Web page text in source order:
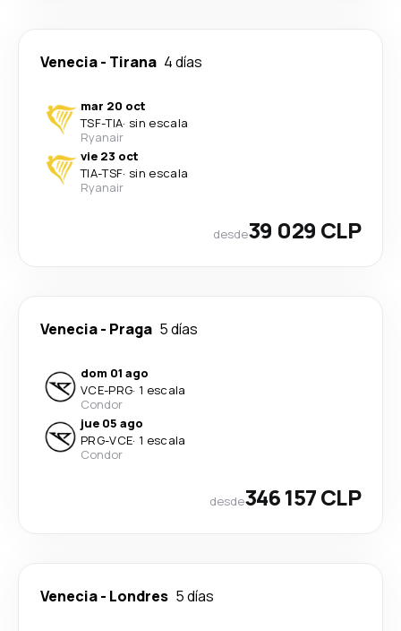
Venecia- Tirana 4 días
mar 20 oct
TSF-TIA· sin escala
Ryanair
vie 23 oct
TIA-TSF· sin escala
Ryanair
desde39 029 CLP
Venecia- Praga 5 días
dom 01 ago
VCE-PRG· 1 escala
Condor
jue 05 ago
PRG-VCE· 1 escala
Condor
desde346 157 CLP
Venecia- Londres 5 días